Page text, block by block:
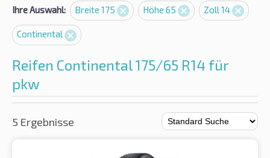
Ihre Auswahl: Breite 175 Höhe 65 Zoll 14
Continental
Reifen Continental 175/65 R14 für
pkw
5 Ergebnisse